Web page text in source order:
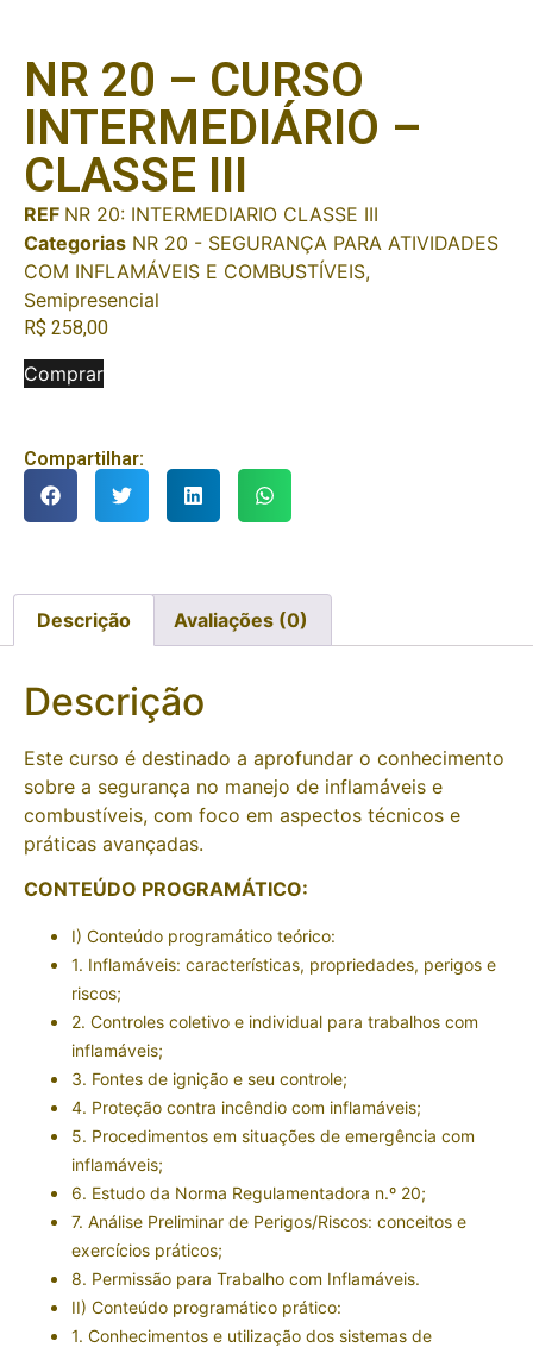
NR 20 – CURSO
INTERMEDIÁRIO –
CLASSE III
REF NR 20: INTERMEDIARIO CLASSE III
Categorias NR 20 - SEGURANÇA PARA ATIVIDADES
COM INFLAMÁVEIS E COMBUSTÍVEIS,
Semipresencial
R$ 258,00
Comprar
Compartilhar:
Descrição Avaliações (0)
Descrição
Este curso é destinado a aprofundar o conhecimento
sobre a segurança no manejo de inflamáveis e
combustíveis, com foco em aspectos técnicos e
práticas avançadas.
CONTEÚDO PROGRAMÁTICO:
I) Conteúdo programático teórico:
1. Inflamáveis: características, propriedades, perigos e
riscos;
2. Controles coletivo e individual para trabalhos com
inflamáveis;
3. Fontes de ignição e seu controle;
4. Proteção contra incêndio com inflamáveis;
5. Procedimentos em situações de emergência com
inflamáveis;
6. Estudo da Norma Regulamentadora n.º 20;
7. Análise Preliminar de Perigos/Riscos: conceitos e
exercícios práticos;
8. Permissão para Trabalho com Inflamáveis.
II) Conteúdo programático prático:
1. Conhecimentos e utilização dos sistemas de